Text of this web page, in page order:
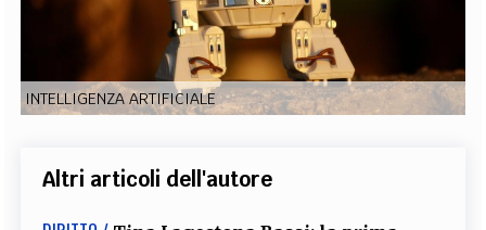
RUBRICHE LIBRI PROCEEDINGS PUBBLICITÀ
SOCIAL MEDIA
INTELLIGENZA ARTIFICIALE
Altri articoli dell'autore